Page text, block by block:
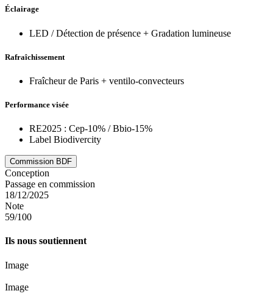
Éclairage
LED / Détection de présence + Gradation lumineuse
Rafraîchissement
Fraîcheur de Paris + ventilo-convecteurs
Performance visée
RE2025 : Cep-10% / Bbio-15%
Label Biodivercity
Commission BDF
Conception
Passage en commission
18/12/2025
Note
59/100
Ils nous soutiennent
Image
Image